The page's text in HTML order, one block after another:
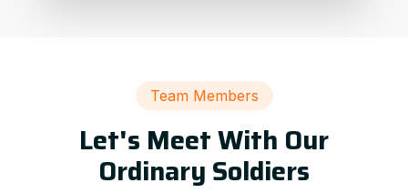
Team Members
Let's Meet With Our
Ordinary Soldiers